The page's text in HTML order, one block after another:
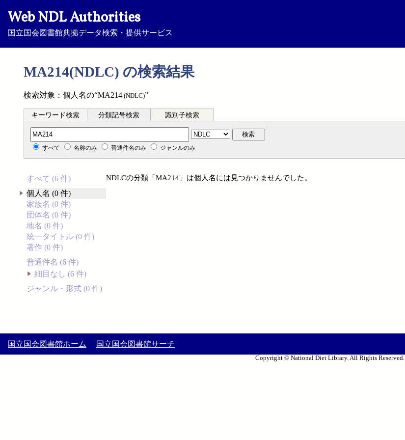
Web NDL Authorities
国立国会図書館典拠データ検索・提供サービス
MA214(NDLC) の検索結果
検索対象：個人名の“MA214 (NDLC)”
キーワード検索 分類記号検索 識別子検索
分類記号検索 検索
すべて 名称のみ 普通件名のみ ジャンルのみ
すべて (6 件)
個人名 (0 件)
家族名 (0 件)
団体名 (0 件)
地名 (0 件)
統一タイトル (0 件)
著作 (0 件)
普通件名 (6 件)
細目なし (6 件)
ジャンル・形式 (0 件)
NDLCの分類「MA214」は個人名には見つかりませんでした。
国立国会図書館ホーム 国立国会図書館サーチ
Copyright © National Diet Library. All Rights Reserved.